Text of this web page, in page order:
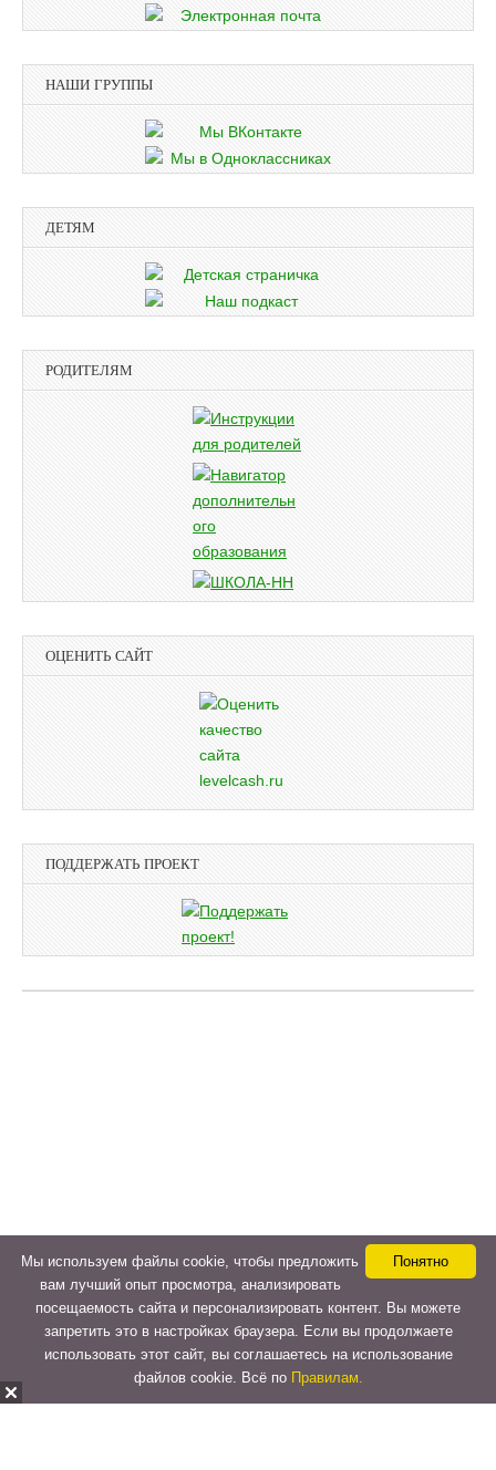
НАШИ ГРУППЫ
ДЕТЯМ
РОДИТЕЛЯМ
ОЦЕНИТЬ САЙТ
ПОДДЕРЖАТЬ ПРОЕКТ
Понятно
Мы используем файлы cookie, чтобы предложить
вам лучший опыт просмотра, анализировать
посещаемость сайта и персонализировать контент. Вы можете
запретить это в настройках браузера. Если вы продолжаете
использовать этот сайт, вы соглашаетесь на использование
файлов cookie. Всё по Правилам.